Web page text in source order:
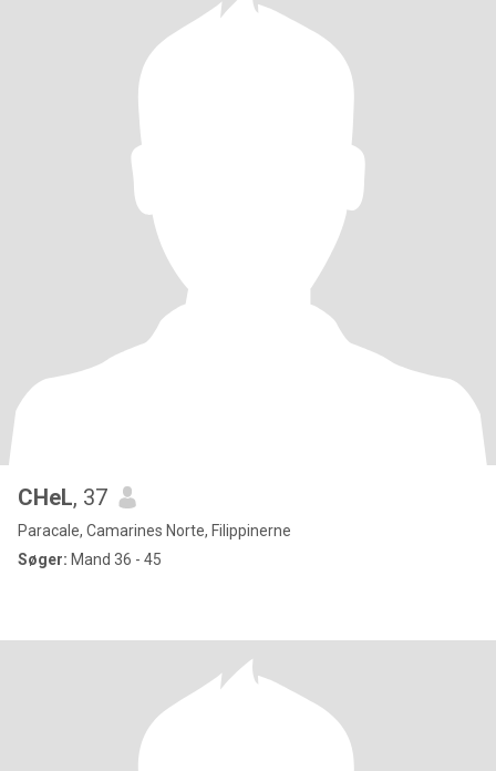
CHeL, 37
Paracale, Camarines Norte, Filippinerne
Søger: Mand 36 - 45